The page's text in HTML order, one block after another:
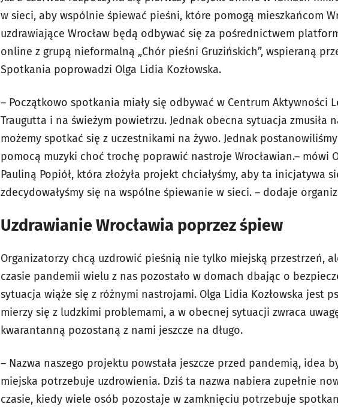
w sieci, aby wspólnie śpiewać pieśni, które pomogą mieszkańcom
uzdrawiające Wrocław będą odbywać się za pośrednictwem
online z grupą nieformalną „Chór pieśni Gruzińskich”, wspieraną
Spotkania poprowadzi Olga Lidia Kozłowska.
– Początkowo spotkania miały się odbywać w Centrum Aktywności
Traugutta i na świeżym powietrzu. Jednak obecna sytuacja zmusiła
możemy spotkać się z uczestnikami na żywo. Jednak
pomocą muzyki choć trochę poprawić nastroje Wrocławian.– mówi
Pauliną Popiół, która złożyła projekt chciałyśmy, aby ta inicjatywa
zdecydowałyśmy się na wspólne śpiewanie w sieci. – dodaje
Uzdrawianie Wrocławia poprzez śpiew
Organizatorzy chcą uzdrowić pieśnią nie tylko miejską przestrzeń,
czasie pandemii wielu z nas pozostało w domach dbając o
sytuacja wiąże się z różnymi nastrojami. Olga Lidia Kozłowska jest
mierzy się z ludzkimi problemami, a w obecnej sytuacji zwraca
kwarantanną pozostaną z nami jeszcze na długo.
– Nazwa naszego projektu powstała jeszcze przed pandemią, idea
miejska potrzebuje uzdrowienia. Dziś ta nazwa nabiera zupełnie
czasie, kiedy wiele osób pozostaje w zamknięciu potrzebuje